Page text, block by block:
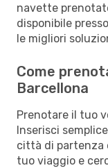
navette
disponibile
le migliori
Come
Barcellona
Prenotare il tuo
Inserisci
città di partenza
tuo viaggio e